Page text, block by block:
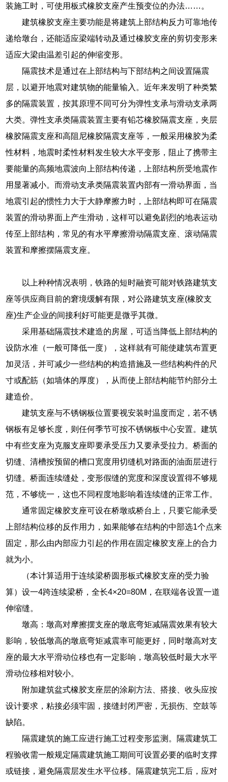
装施工时，可使用板式橡胶支座产生预变位的办法……。
建筑橡胶支座主要功能是将建筑上部结构反力可靠地传
递给墩台，还能适应梁端转动及通过橡胶支座的剪切变形来
适应大梁由温差引起的伸缩变形。
隔震技术是通过在上部结构与下部结构之间设置隔震
层，以避开地震对建筑物的能量输入。近年来发明了种类繁
多的隔震装置，按其原理不同可分为弹性支承与滑动支承两
大类。弹性支承类隔震装置主要有铅芯橡胶隔震支座，夹层
橡胶隔震支座和高阻尼橡胶隔震支座等，一般采用橡胶为柔
性材料，地震时柔性材料发生较大水平变形，阻止了携带主
要能量的高频地震波向上部结构传递，上部结构所受地震作
用显著减小。而滑动支承类隔震装置内部有一滑动界面，当
地震引起的惯性力大于大静摩擦力时，上部结构即可在隔震
装置的滑动界面上产生滑动，这样可以避免剧烈的地表运动
传至上部结构，常见的有水平摩擦滑动隔震支座、滚动隔震
装置和摩擦摆隔震支座。
以上种种情况表明，铁路的短时融资可能对铁路建筑支
座等供应商目前的窘境缓解有限，对公路建筑支座(橡胶支
座)生产企业的间接利好可能更是微乎其微。
采用基础隔震技术建造的房屋，可适当降低上部结构的
设防水准（一般可降低一度），这样就有可能使建筑布置更
加灵活，并可减少一些结构的构造措施及一些结构构件的尺
寸或配筋（如墙体的厚度），从而使上部结构能节约部分土
建造价。
建筑支座与不锈钢板位置要视安装时温度而定，若不锈
钢板有足够长度，则任何季节可按不锈钢板中心安置。建筑
中有些支座为克服支座即要承受压力又要承受拉力。桥面的
切缝、清槽按预留的槽口宽度用切缝机对路面的油面层进行
切缝。桥面连续缝处，变形假缝的宽度和深度设置得不够规
范，不够统一，这也不同程度地影响着连续缝的正常工作。
通常固定橡胶支座可设在桥墩或桥台上，只要它能承受
上部结构位移的反作用力，如果能够在结构的中部选1个点来
固定，那么由内部应力引起的作用在固定橡胶支座上的合力
就为小。
（本计算适用于连续梁桥圆形板式橡胶支座的受力验
算）设一4跨连续梁桥，全长4×20=80M，在联端各设置一道
伸缩缝。
墩高：墩高对摩擦摆支座的墩底弯矩减隔震效果有较大
影响，较低墩高的墩底弯矩减震率可能更好，同时墩高对支
座的最大水平滑动位移也有一定影响，墩高较低时最大水平
滑动位移相对较小。
附加建筑盆式橡胶支座层的涂刷方法、搭接、收头应按
设计要求，粘接必须牢固，接缝封闭严密，无损伤、空鼓等
缺陷。
隔震建筑的施工应进行施工过程变形监测。隔震建筑工
程验收需一般规定隔震建筑施工期间可设置必要的临时支撑
或链接，避免隔震层发生水平位移。隔震建筑完工后，应对